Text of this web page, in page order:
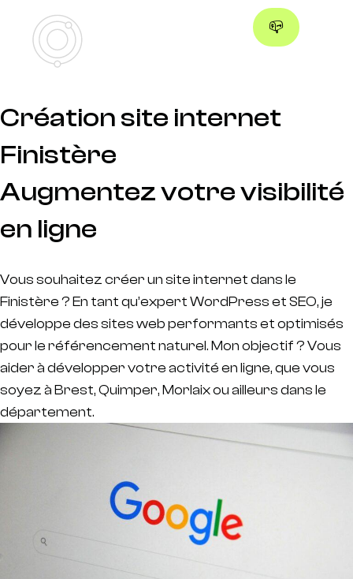
📪
Création site internet
Finistère
Augmentez votre visibilité
en ligne
Vous souhaitez créer un site internet dans le
Finistère ? En tant qu’expert WordPress et SEO, je
développe des sites web performants et optimisés
pour le référencement naturel. Mon objectif ? Vous
aider à développer votre activité en ligne, que vous
soyez à Brest, Quimper, Morlaix ou ailleurs dans le
département.